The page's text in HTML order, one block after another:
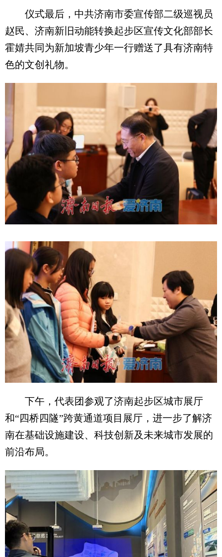
仪式最后，中共济南市委宣传部二级巡视员
赵民、济南新旧动能转换起步区宣传文化部部长
霍婧共同为新加坡青少年一行赠送了具有济南特
色的文创礼物。
下午，代表团参观了济南起步区城市展厅
和“四桥四隧”跨黄通道项目展厅，进一步了解济
南在基础设施建设、科技创新及未来城市发展的
前沿布局。